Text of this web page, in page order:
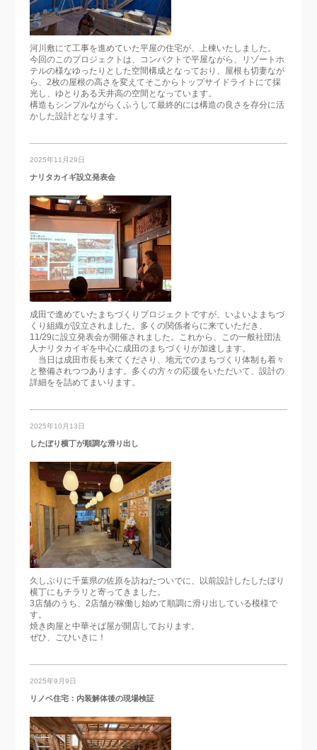
河川敷にて工事を進めていた平屋の住宅が、上棟いたしました。
今回のこのプロジェクトは、コンパクトで平屋ながら、リゾートホ
テルの様なゆったりとした空間構成となっており、屋根も切妻なが
ら、2枚の屋根の高さを変えてそこからトップサイドライトにて採
光し、ゆとりある天井高の空間となっています。
構造もシンプルながらくふうして最終的には構造の良さを存分に活
かした設計となります。
2025年11月29日
ナリタカイギ設立発表会
成田で進めていたまちづくりプロジェクトですが、いよいよまちづ
くり組織が設立されました。多くの関係者らに来ていただき、
11/29に設立発表会が開催されました。これから、この一般社団法
人ナリタカイギを中心に成田のまちづくりが加速します。
当日は成田市長も来てくださり、地元でのまちづくり体制も着々
と整備されつつあります。多くの方々の応援をいただいて、設計の
詳細をを詰めてまいります。
2025年10月13日
したぼり横丁が順調な滑り出し
久しぶりに千葉県の佐原を訪ねたついでに、以前設計したしたぼり
横丁にもチラリと寄ってきました。
3店舗のうち、2店舗が稼働し始めて順調に滑り出している模様で
す。
焼き肉屋と中華そば屋が開店しております。
ぜひ、ごひいきに！
2025年9月9日
リノベ住宅：内装解体後の現場検証